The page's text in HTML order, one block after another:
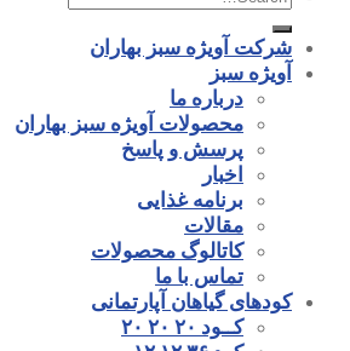
شرکت آویژه سبز بهاران
آویژه سبز
درباره ما
محصولات آویژه سبز بهاران
پرسش و پاسخ
اخبار
برنامه غذایی
مقالات
کاتالوگ محصولات
تماس با ما
کودهای گیاهان آپارتمانی
کــود ۲۰ ۲۰ ۲۰